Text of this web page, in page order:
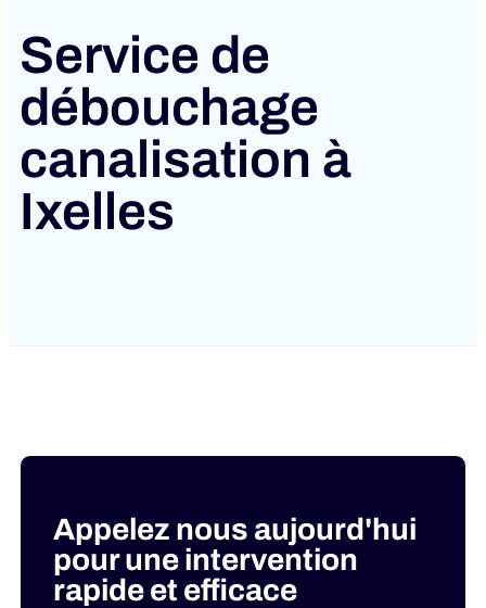
Service de
débouchage
canalisation à
Ixelles
Appelez nous aujourd'hui
pour une intervention
rapide et efficace